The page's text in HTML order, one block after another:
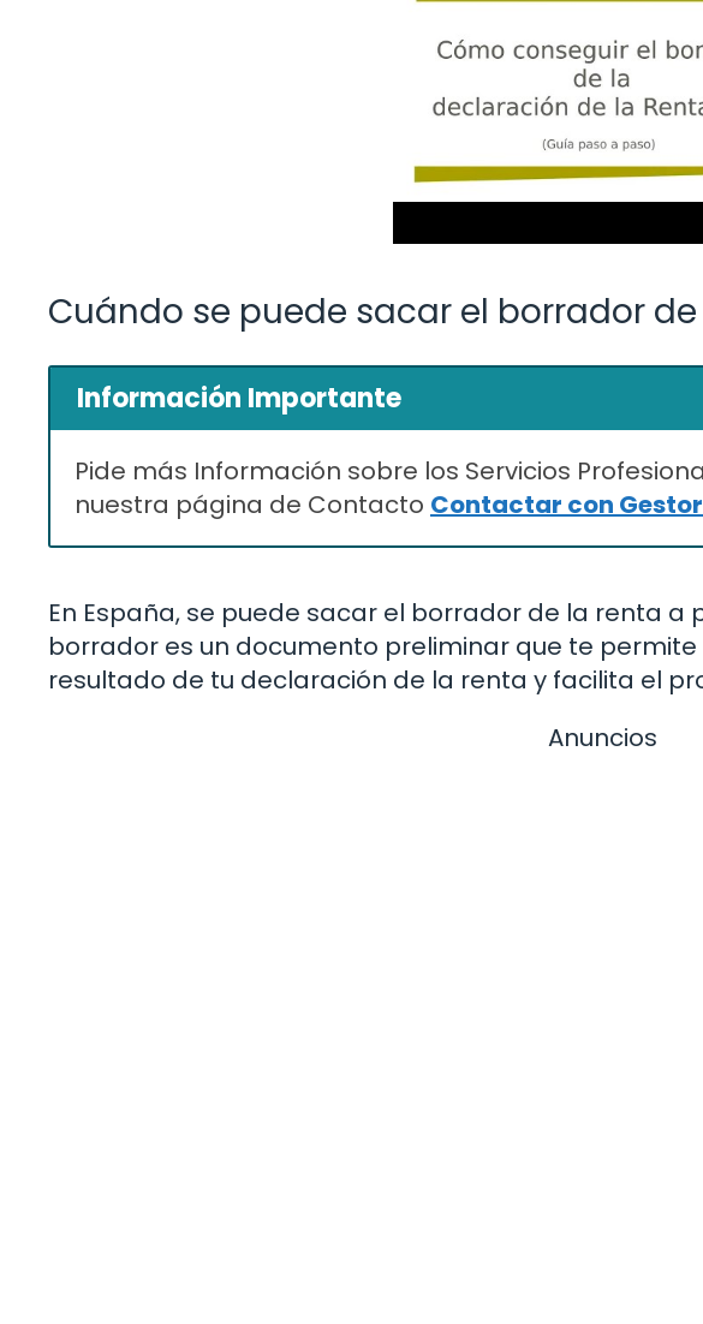
Cuándo se puede sacar el borrador
Información Importante
Pide más Información sobre los Servicios
nuestra página de Contacto Contactar con
En España, se puede sacar el borrador de la renta
borrador es un documento preliminar que te
resultado de tu declaración de la renta y facilita el
Anuncios